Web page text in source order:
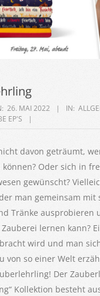
26. MAI 2022 IN:
EP'S
davon geträumt,
Oder sich in
gewünscht?
man gemeinsam mit
Tränke ausprobieren
lernen kann?
wird und man
von so einer Welt
Der
Kollektion besteht